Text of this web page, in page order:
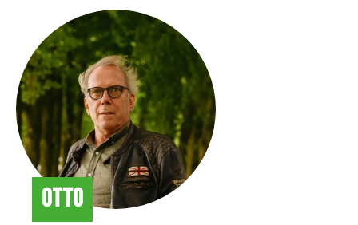
Otto